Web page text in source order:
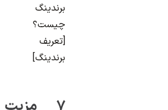
برندینگ
چیست؟
[تعریف
برندینگ]